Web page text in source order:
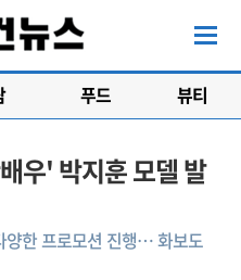
푸드 뷰티
우' 박지훈 모델 발
양한 프로모션 진행… 화보도